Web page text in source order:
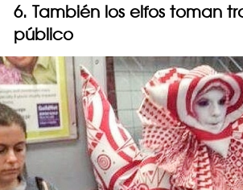
6. También los elfos toman
público